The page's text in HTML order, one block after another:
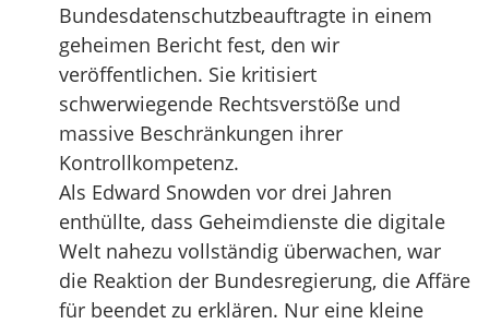
Bundesdatenschutzbeauftragte in einem
geheimen Bericht fest, den wir
veröffentlichen. Sie kritisiert
schwerwiegende Rechtsverstöße und
massive Beschränkungen ihrer
Kontrollkompetenz.
Als Edward Snowden vor drei Jahren
enthüllte, dass Geheimdienste die digitale
Welt nahezu vollständig überwachen, war
die Reaktion der Bundesregierung, die Affäre
für beendet zu erklären. Nur eine kleine